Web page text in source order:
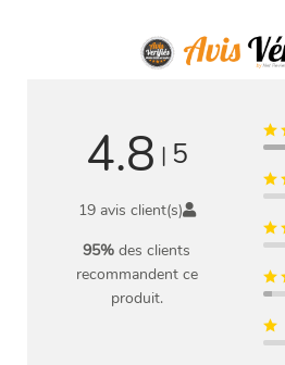
4.8 | 5
19 avis client(s)
95% des clients
recommandent ce
produit.